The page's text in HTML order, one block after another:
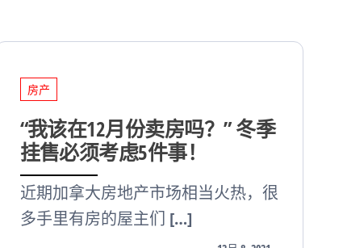
房产
“我该在12月份卖房吗？” 冬季
挂售必须考虑5件事！
近期加拿大房地产市场相当火热，很
多手里有房的屋主们 […]